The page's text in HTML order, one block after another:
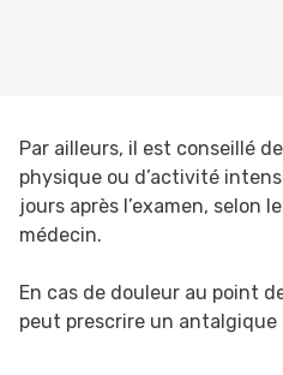
Par ailleurs, il est conseillé
physique ou d’activité
jours après l’examen, selon
médecin.
En cas de douleur au point
peut prescrire un antalgique